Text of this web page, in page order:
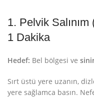
1. Pelvik
1 Dakika
Hedef: Bel bölgesi ve
Sırt üstü yere uzanın,
yere sağlamca basın.